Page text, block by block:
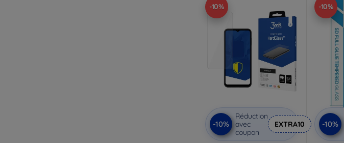
-10%
-10%
Réduction
avec
coupon
EXTRA10
-10%
-10%